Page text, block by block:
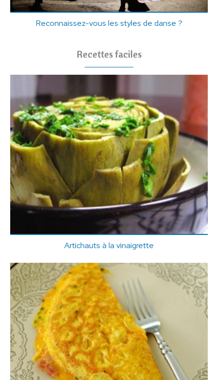
Reconnaissez-vous les styles de danse ?
Recettes faciles
Artichauts à la vinaigrette